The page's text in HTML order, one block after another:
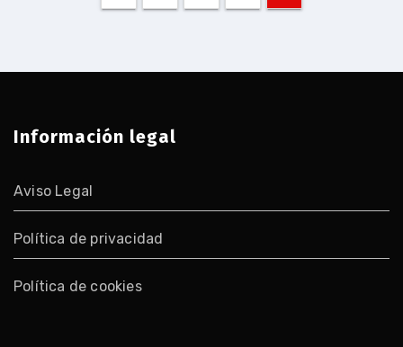
de
Información legal
Aviso Legal
Política de privacidad
Política de cookies